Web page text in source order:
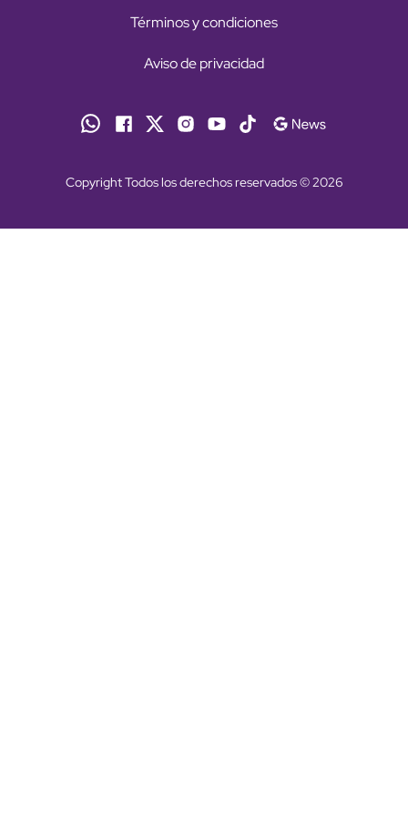
Términos y condiciones
Aviso de privacidad
Copyright Todos los derechos reservados © 2026